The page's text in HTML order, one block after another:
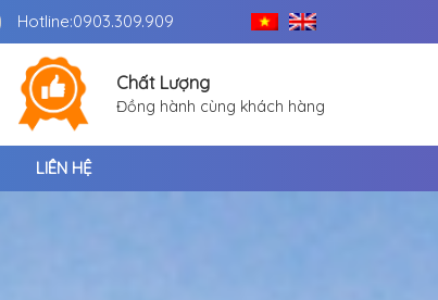
Hotline:0903.309.909
Chất Lượng
Đồng hành cùng khách hàng
LIÊN HỆ